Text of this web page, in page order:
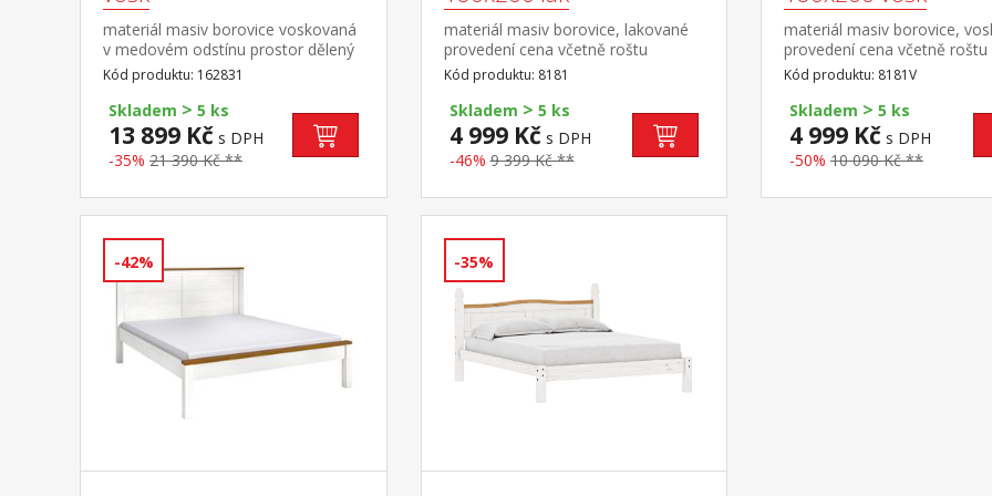
materiál masiv borovice voskovaná
v medovém odstínu prostor dělený
v poměru 2:1 širší část šatní tyč a
police na klobouky, užší část 3
police z toho 2 variabilní kovové
ozdobné úchytky součást sestavy
Corona
Kód produktu: 162831
Skladem > 5 ks
13 899 Kč s DPH
-35% 21 390 Kč **
materiál masiv borovice, lakované
provedení cena včetně roštu
(dřevěný laťkový) bez
matrace doporučený rozměr
matrace 180 × 200 cm nebo 2 kusy
90 × 200 cm
Kód produktu: 8181
Skladem > 5 ks
4 999 Kč s DPH
-46% 9 399 Kč **
materiál masiv borovice,
provedení cena včetně roštu
(dřevěný laťkový) bez
matrace doporučený rozměr
matrace 180 × 200 cm nebo
90 × 200 cm
Kód produktu: 8181V
Skladem > 5 ks
4 999 Kč s DPH
-50% 10 090 Kč **
-42% -35%